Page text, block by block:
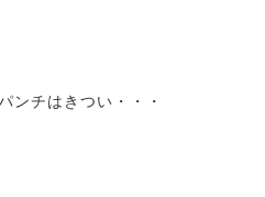
ンチはきつい・・・